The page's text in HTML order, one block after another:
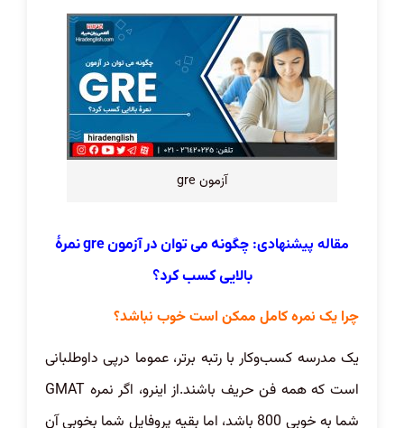
آزمون gre
مقاله پیشنهادی:
چگونه می توان در آزمون gre نمرۀ
بالایی کسب کرد؟
چرا یک نمره کامل ممکن است خوب نباشد؟
یک مدرسه کسب‌وکار با رتبه برتر، عموما درپی داوطلبانی
است که همه فن حریف باشند.از اینرو، اگر نمره GMAT
شما به خوبی 800 باشد، اما بقیه پروفایل شما بخوبی آن